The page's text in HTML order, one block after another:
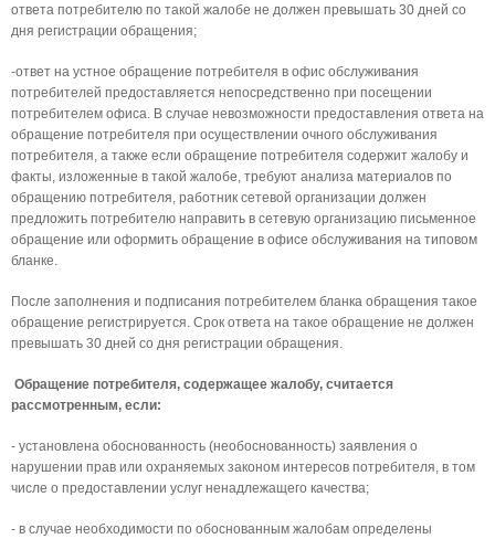
ответа потребителю по такой жалобе не должен превышать 30 дней со
дня регистрации обращения;
-ответ на устное обращение потребителя в офис обслуживания
потребителей предоставляется непосредственно при посещении
потребителем офиса. В случае невозможности предоставления ответа на
обращение потребителя при осуществлении очного обслуживания
потребителя, а также если обращение потребителя содержит жалобу и
факты, изложенные в такой жалобе, требуют анализа материалов по
обращению потребителя, работник сетевой организации должен
предложить потребителю направить в сетевую организацию письменное
обращение или оформить обращение в офисе обслуживания на типовом
бланке.
После заполнения и подписания потребителем бланка обращения такое
обращение регистрируется. Срок ответа на такое обращение не должен
превышать 30 дней со дня регистрации обращения.
Обращение потребителя, содержащее жалобу, считается
рассмотренным, если:
- установлена обоснованность (необоснованность) заявления о
нарушении прав или охраняемых законом интересов потребителя, в том
числе о предоставлении услуг ненадлежащего качества;
- в случае необходимости по обоснованным жалобам определены